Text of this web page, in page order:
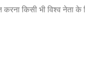
किसी भी विश्व नेता के